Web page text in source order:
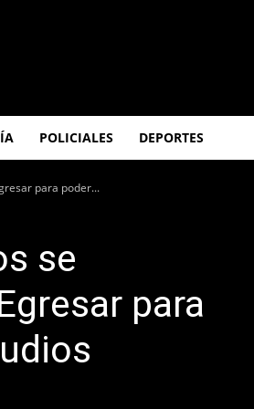
POLICIALES DEPORTES
para poder...
se
para